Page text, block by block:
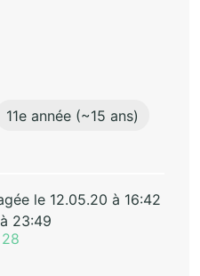
11e année (~15 ans)
le 12.05.20 à 16:42
23:49